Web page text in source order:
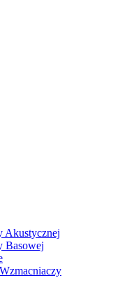
Akustycznej
Basowej